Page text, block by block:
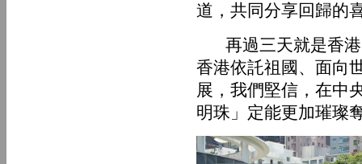
道，共同分享回歸的
再過三天就是香港
香港依託祖國、面向
展，我們堅信，在中
明珠」定能更加璀璨